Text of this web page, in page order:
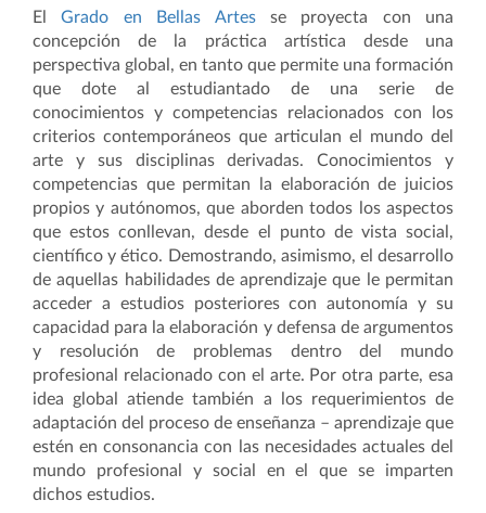
ElGrado en Bellas Artes se proyecta con una
concepción de la práctica artística desde una
perspectiva global, en tanto que permite una formación
que dote al estudiantado de una serie de
conocimientos y competencias relacionados con los
criterios contemporáneos que articulan el mundo del
arte y sus disciplinas derivadas. Conocimientos y
competencias que permitan la elaboración de juicios
propios y autónomos, que aborden todos los aspectos
que estos conllevan, desde el punto de vista social,
científico y ético. Demostrando, asimismo, el desarrollo
de aquellas habilidades de aprendizaje que le permitan
acceder a estudios posteriores con autonomía y su
capacidad para la elaboración y defensa de argumentos
y resolución de problemas dentro del mundo
profesional relacionado con el arte. Por otra parte, esa
idea global atiende también a los requerimientos de
adaptación del proceso de enseñanza – aprendizaje que
estén en consonancia con las necesidades actuales del
mundo profesional y social en el que se imparten
dichos estudios.